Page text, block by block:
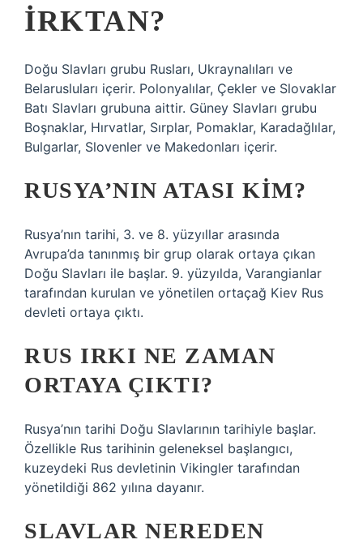
IRKTAN?
Doğu Slavları grubu Rusları, Ukraynalıları ve
Belarusluları içerir. Polonyalılar, Çekler ve Slovaklar
Batı Slavları grubuna aittir. Güney Slavları grubu
Boşnaklar, Hırvatlar, Sırplar, Pomaklar, Karadağlılar,
Bulgarlar, Slovenler ve Makedonları içerir.
RUSYA’NIN ATASI KIM?
Rusya’nın tarihi, 3. ve 8. yüzyıllar arasında
Avrupa’da tanınmış bir grup olarak ortaya çıkan
Doğu Slavları ile başlar. 9. yüzyılda, Varangianlar
tarafından kurulan ve yönetilen ortaçağ Kiev Rus
devleti ortaya çıktı.
RUS IRKI NE ZAMAN
ORTAYA ÇIKTI?
Rusya’nın tarihi Doğu Slavlarının tarihiyle başlar.
Özellikle Rus tarihinin geleneksel başlangıcı,
kuzeydeki Rus devletinin Vikingler tarafından
yönetildiği 862 yılına dayanır.
SLAVLAR NEREDEN